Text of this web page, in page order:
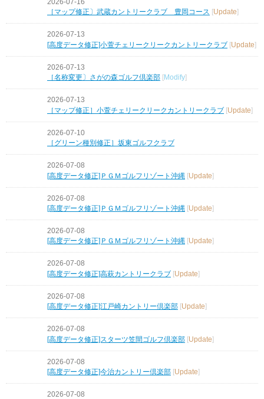
2026-07-16
［マップ修正〕武蔵カントリークラブ 豊岡コース
Update
2026-07-13
[高度データ修正]小萱チェリークリークカントリークラブ [Update]
2026-07-13
［名称変更〕さがの森ゴルフ倶楽部
Modify
2026-07-13
［マップ修正］小萱チェリークリークカントリークラブ [Update]
2026-07-10
［グリーン種別修正］坂東ゴルフクラブ
2026-07-08
[高度データ修正]ＰＧＭゴルフリゾート沖縄 [Update]
2026-07-08
[高度データ修正]ＰＧＭゴルフリゾート沖縄 [Update]
2026-07-08
[高度データ修正]ＰＧＭゴルフリゾート沖縄 Update
2026-07-08
[高度データ修正]高萩カントリークラブ [Update]
2026-07-08
[高度データ修正]江戸崎カントリー倶楽部 Update
2026-07-08
[高度データ修正]スターツ笠間ゴルフ倶楽部 [Update]
2026-07-08
[高度データ修正]今治カントリー倶楽部 Update
2026-07-08